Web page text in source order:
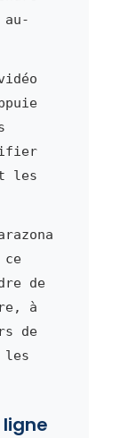
les
de
à
de
les